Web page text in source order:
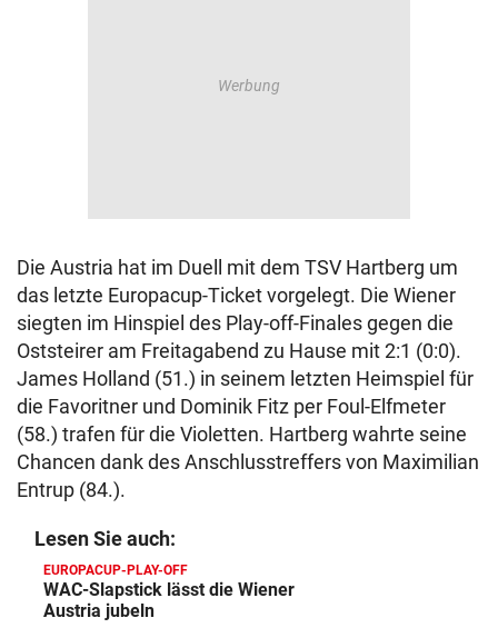
Die Austria hat im Duell mit dem TSV Hartberg um
das letzte Europacup-Ticket vorgelegt. Die Wiener
siegten im Hinspiel des Play-off-Finales gegen die
Oststeirer am Freitagabend zu Hause mit 2:1 (0:0).
James Holland (51.) in seinem letzten Heimspiel für
die Favoritner und Dominik Fitz per Foul-Elfmeter
(58.) trafen für die Violetten. Hartberg wahrte seine
Chancen dank des Anschlusstreffers von Maximilian
Entrup (84.).
Lesen Sie auch:
EUROPACUP-PLAY-OFF
WAC-Slapstick lässt die Wiener
Austria jubeln